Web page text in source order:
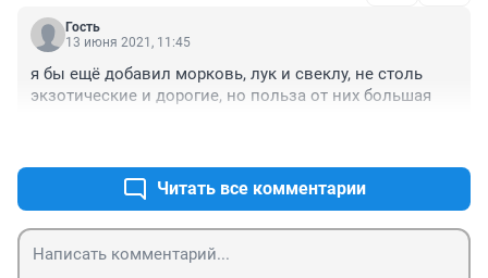
Гость
13 июня 2021, 11:45
я бы ещё добавил морковь, лук и свеклу, не столь
экзотические и дорогие, но польза от них большая
Читать все комментарии